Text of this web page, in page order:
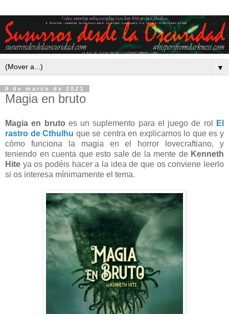
▼
8 de marzo de 2023
Magia en bruto
Magia en bruto es un suplemento para el juego de rol
El
rastro de Cthulhu que se centra en explicarnos lo que es y
cómo funciona la magia en el horror lovecraftiano, y
teniendo en cuenta que esto sale de la mente de Kenneth
Hite ya os podéis hacer a la idea de que os conviene leerlo
si os interesa mínimamente el tema.